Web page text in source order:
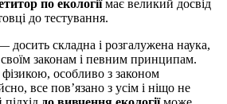
по екологіїмає великий досвід
до тестування.
досить складна і розгалужена наука,
своїм законам і певним принципам.
фізикою, особливо з законом
все пов’язано з усім і ніщо не